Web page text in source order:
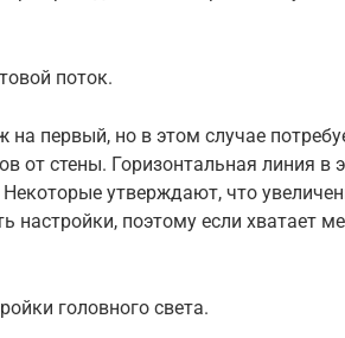
поток.
первый, но в этом случае
от стены. Горизонтальная линия в
утверждают, что
настройки, поэтому если хватает
головного света.